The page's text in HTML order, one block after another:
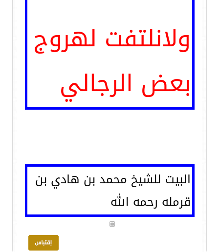
ولانلتفت لهروج
بعض الرجالي
البيت للشيخ محمد بن هادي بن
قرمله رحمه الله